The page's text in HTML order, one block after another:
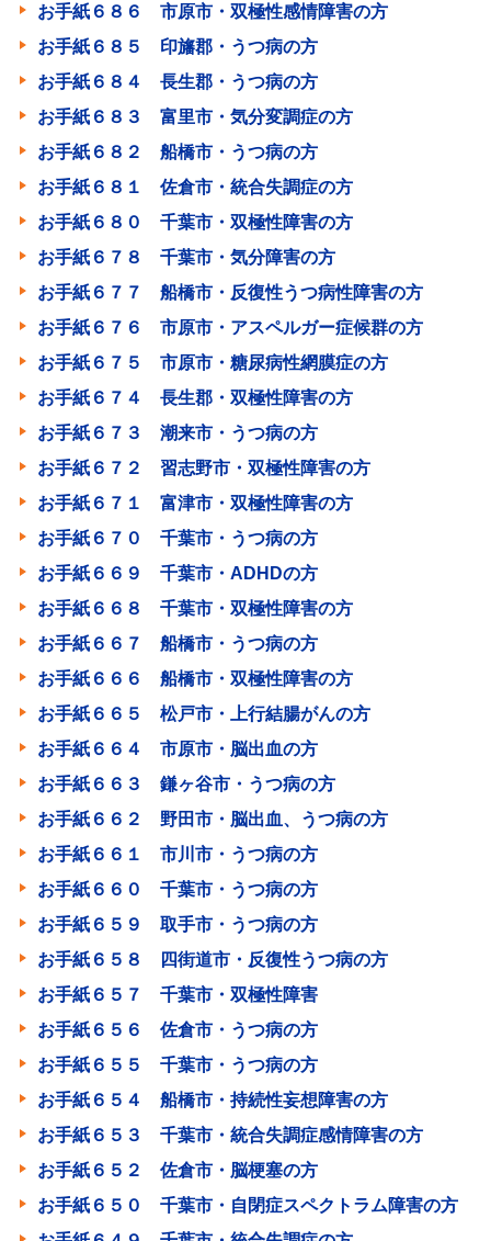
お手紙６８６ 市原市・双極性感情障害の方
お手紙６８５ 印旛郡・うつ病の方
お手紙６８４ 長生郡・うつ病の方
お手紙６８３ 富里市・気分変調症の方
お手紙６８２ 船橋市・うつ病の方
お手紙６８１ 佐倉市・統合失調症の方
お手紙６８０ 千葉市・双極性障害の方
お手紙６７８ 千葉市・気分障害の方
お手紙６７７ 船橋市・反復性うつ病性障害の方
お手紙６７６ 市原市・アスペルガー症候群の方
お手紙６７５ 市原市・糖尿病性網膜症の方
お手紙６７４ 長生郡・双極性障害の方
お手紙６７３ 潮来市・うつ病の方
お手紙６７２ 習志野市・双極性障害の方
お手紙６７１ 富津市・双極性障害の方
お手紙６７０ 千葉市・うつ病の方
お手紙６６９ 千葉市・ADHDの方
お手紙６６８ 千葉市・双極性障害の方
お手紙６６７ 船橋市・うつ病の方
お手紙６６６ 船橋市・双極性障害の方
お手紙６６５ 松戸市・上行結腸がんの方
お手紙６６４ 市原市・脳出血の方
お手紙６６３ 鎌ヶ谷市・うつ病の方
お手紙６６２ 野田市・脳出血、うつ病の方
お手紙６６１ 市川市・うつ病の方
お手紙６６０ 千葉市・うつ病の方
お手紙６５９ 取手市・うつ病の方
お手紙６５８ 四街道市・反復性うつ病の方
お手紙６５７ 千葉市・双極性障害
お手紙６５６ 佐倉市・うつ病の方
お手紙６５５ 千葉市・うつ病の方
お手紙６５４ 船橋市・持続性妄想障害の方
お手紙６５３ 千葉市・統合失調症感情障害の方
お手紙６５２ 佐倉市・脳梗塞の方
お手紙６５０ 千葉市・自閉症スペクトラム障害の方